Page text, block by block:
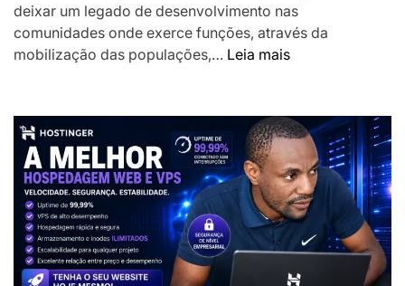
deixar um legado de desenvolvimento nas
comunidades onde exerce funções, através da
mobilização das populações,… Leia mais:
desafia
Chefes
das
Localidades
a
liderarem
transformação
das